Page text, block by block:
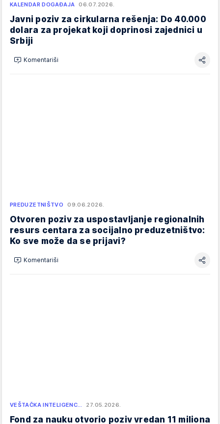
KALENDAR DOGAĐAJA 06.07.2026.
Javni poziv za cirkularna rešenja: Do 40.000
dolara za projekat koji doprinosi zajednici u
Srbiji
Komentariši
PREDUZETNIŠTVO 09.06.2026.
Otvoren poziv za uspostavljanje regionalnih
resurs centara za socijalno preduzetništvo:
Ko sve može da se prijavi?
Komentariši
VEŠTAČKA INTELIGENC… 27.05.2026.
Fond za nauku otvorio poziv vredan 11 miliona